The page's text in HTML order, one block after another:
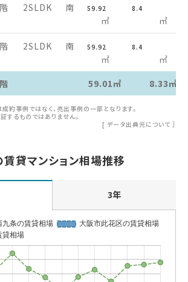
2SLDK 南 59.92
㎡
8.4
㎡
2SLDK 南 59.92
㎡
8.4
㎡
59.01㎡ 8.33㎡
事例ではなく、売出事例の一部となります。
るものではありません。
[ データ出典元について ］
賃貸マンション相場推移
3年